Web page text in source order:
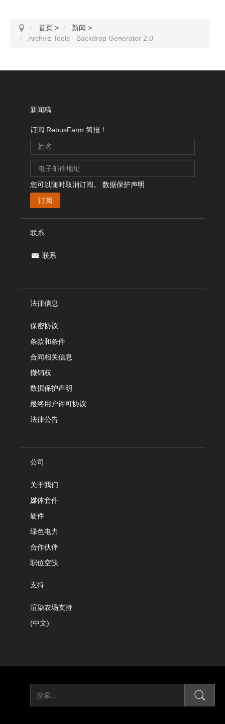
首页 > 新闻 >
Archviz Tools - Backdrop Generator 2.0
新闻稿
订阅 RebusFarm 简报！
您可以随时取消订阅。 数据保护声明
联系
联系
法律信息
保密协议
条款和条件
合同相关信息
撤销权
数据保护声明
最终用户许可协议
法律公告
公司
关于我们
媒体套件
硬件
绿色电力
合作伙伴
职位空缺
支持
渲染农场支持
(中文):